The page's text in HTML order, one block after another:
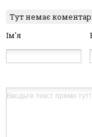
Тут немає
Ім'я